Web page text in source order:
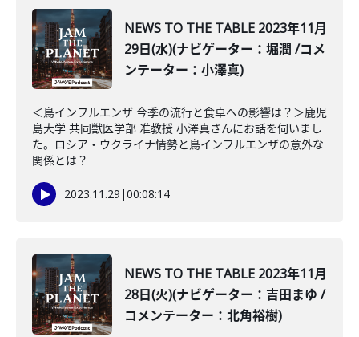
NEWS TO THE TABLE 2023年11月
29日(水)(ナビゲーター：堀潤 /コメ
ンテーター：小澤真)
＜鳥インフルエンザ 今季の流行と食卓への影響は？＞鹿児
島大学 共同獣医学部 准教授 小澤真さんにお話を伺いまし
た。ロシア・ウクライナ情勢と鳥インフルエンザの意外な
関係とは？
2023.11.29 |00:08:14
NEWS TO THE TABLE 2023年11月
28日(火)(ナビゲーター：吉田まゆ /
コメンテーター：北角裕樹)